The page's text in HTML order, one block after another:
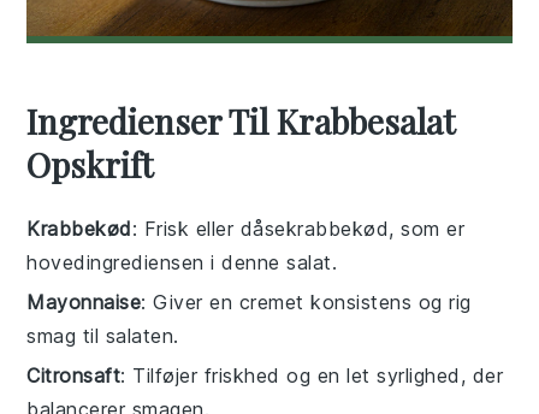
Ingredienser Til Krabbesalat
Opskrift
Krabbekød: Frisk eller dåsekrabbekød, som er
hovedingrediensen i denne salat.
Mayonnaise: Giver en cremet konsistens og rig
smag til salaten.
Citronsaft: Tilføjer friskhed og en let syrlighed, der
balancerer smagen.